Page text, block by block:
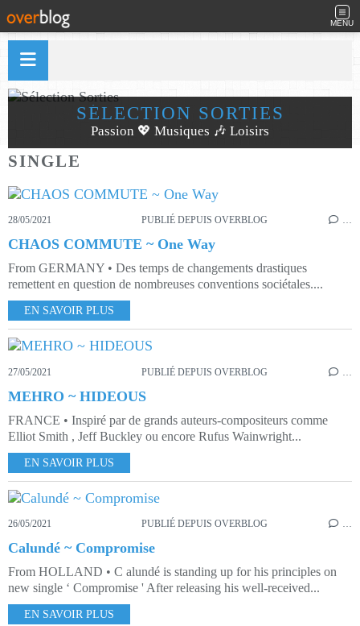
MENU
SÉLECTION SORTIES
Passion 💖 Musiques 🎶 Loisirs
SINGLE
28/05/2021 PUBLIÉ DEPUIS OVERBLOG …
CHAOS COMMUTE ~ One Way
From GERMANY • Des temps de changements drastiques
remettent en question de nombreuses conventions sociétales....
EN SAVOIR PLUS
27/05/2021 PUBLIÉ DEPUIS OVERBLOG
MEHRO ~ HIDEOUS
FRANCE • Inspiré par de grands auteurs-compositeurs comme
Elliot Smith , Jeff Buckley ou encore Rufus Wainwright...
EN SAVOIR PLUS
26/05/2021 PUBLIÉ DEPUIS OVERBLOG …
Calundé ~ Compromise
From HOLLAND • C alundé is standing up for his principles on
new single ‘ Compromise ' After releasing his well-received...
EN SAVOIR PLUS